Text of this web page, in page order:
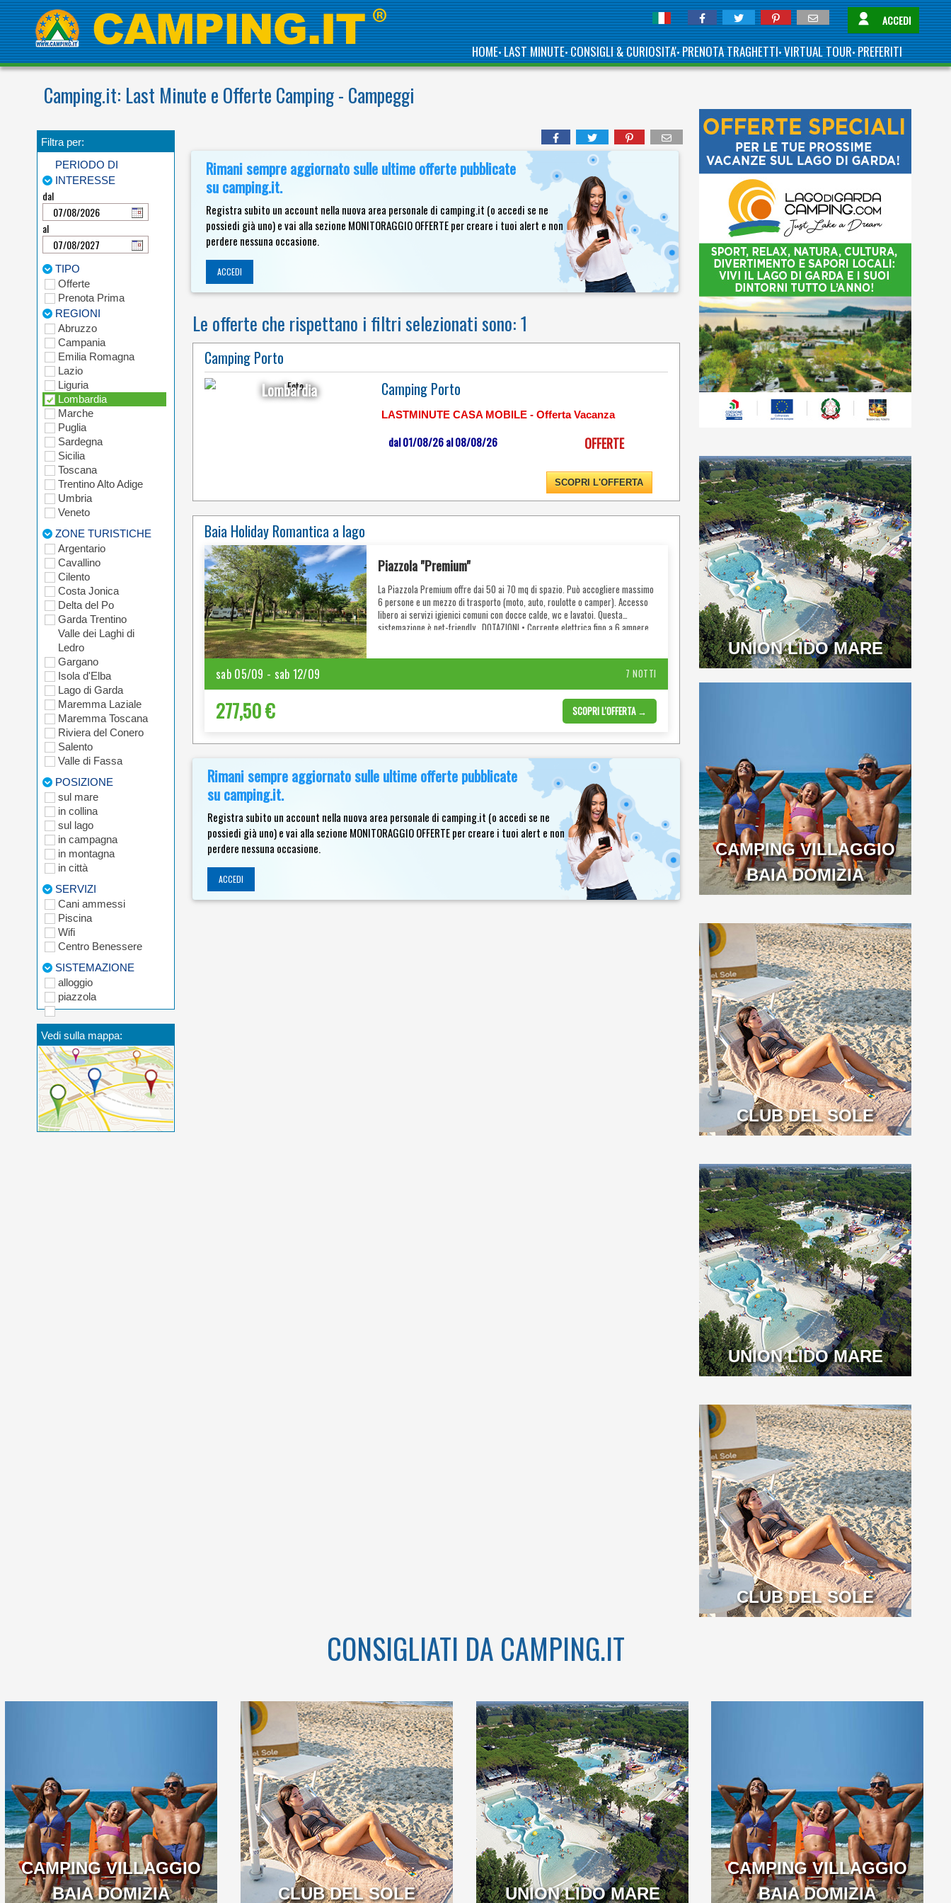
ACCEDI
HOME•LAST MINUTE•CONSIGLI & CURIOSITA'•PRENOTA TRAGHETTI•VIRTUAL TOUR•PREFERITI
Camping.it: Last Minute e Offerte Camping - Campeggi
Filtra per:
PERIODO DI
INTERESSE
dal
al
TIPO
Offerte
Prenota Prima
REGIONI
Abruzzo
Campania
Emilia Romagna
Lazio
Liguria
Lombardia
Marche
Puglia
Sardegna
Sicilia
Toscana
Trentino Alto Adige
Umbria
Veneto
ZONE TURISTICHE
Argentario
Cavallino
Cilento
Costa Jonica
Delta del Po
Garda Trentino
Valle dei Laghi di
Ledro
Gargano
Isola d'Elba
Lago di Garda
Maremma Laziale
Maremma Toscana
Riviera del Conero
Salento
Valle di Fassa
POSIZIONE
sul mare
in collina
sul lago
in campagna
in montagna
in città
SERVIZI
Cani ammessi
Piscina
Wifi
Centro Benessere
SISTEMAZIONE
alloggio
piazzola
Vedi sulla mappa:
Rimani sempre aggiornato sulle ultime offerte pubblicate
su camping.it.
Registra subito un account nella nuova area personale di camping.it (o accedi se ne
possiedi già uno) e vai alla sezione MONITORAGGIO OFFERTE per creare i tuoi alert e non
perdere nessuna occasione.
ACCEDI
Le offerte che rispettano i filtri selezionati sono:1
Camping Porto
Camping Porto
LASTMINUTE CASA MOBILE - Offerta Vacanza
dal 01/08/26 al 08/08/26 OFFERTE
Lombardia
SCOPRI L'OFFERTA
Baia Holiday Romantica a lago
Piazzola "Premium"
La Piazzola Premium offre dai 50 ai 70 mq di spazio. Può accogliere massimo
6 persone e un mezzo di trasporto (moto, auto, roulotte o camper). Accesso
libero ai servizi igienici comuni con docce calde, wc e lavatoi. Questa
sistemazione è pet-friendly. DOTAZIONI • Corrente elettrica fino a 6 ampere
sab 05/09 - sab 12/09 7 NOTTI
277,50 € SCOPRI L'OFFERTA →
Rimani sempre aggiornato sulle ultime offerte pubblicate
su camping.it.
Registra subito un account nella nuova area personale di camping.it (o accedi se ne
possiedi già uno) e vai alla sezione MONITORAGGIO OFFERTE per creare i tuoi alert e non
perdere nessuna occasione.
ACCEDI
CAMPEGGIO 5 STELLE
UNION LIDO MARE
DI OLTRE 1 KM NELLA
SPLENDIDA CORNICE
CAMPING VILLAGGIO
BAIA DOMIZIA
CLUB DEL SOLE
UNION LIDO MARE
CLUB DEL SOLE
CONSIGLIATI DA CAMPING.IT
CAMPING VILLAGGIO
BAIA DOMIZIA
CLUB DEL SOLE
BENVENUTI NEL PRIMO
CAMPEGGIO 5 STELLE
IN ITALIA
UNION LIDO MARE
VENETO
CON UN FRONTEMARE
DI OLTRE 1 KM NELLA
SPLENDIDA CORNICE
DEL GOLFO DI GAETA
CAMPING VILLAGGIO
BAIA DOMIZIA
CAMPANIA